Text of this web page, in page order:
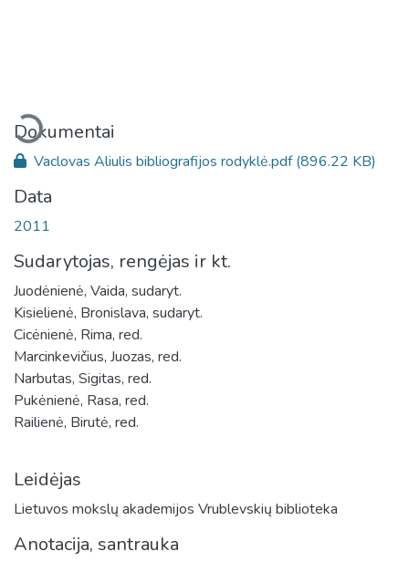
Įkeliama...
Dokumentai
Vaclovas Aliulis bibliografijos rodyklė.pdf(896.22 KB)
Data
2011
Sudarytojas, rengėjas ir kt.
Juodėnienė, Vaida, sudaryt.
Kisielienė, Bronislava, sudaryt.
Cicėnienė, Rima, red.
Marcinkevičius, Juozas, red.
Narbutas, Sigitas, red.
Pukėnienė, Rasa, red.
Railienė, Birutė, red.
Leidėjas
Lietuvos mokslų akademijos Vrublevskių biblioteka
Anotacija, santrauka